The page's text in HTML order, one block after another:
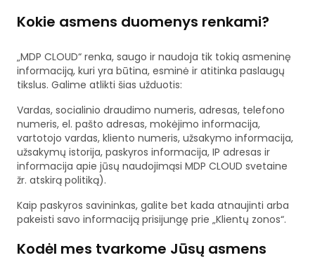
Kokie asmens duomenys renkami?
„MDP CLOUD“ renka, saugo ir naudoja tik tokią asmeninę
informaciją, kuri yra būtina, esminė ir atitinka paslaugų
tikslus. Galime atlikti šias užduotis:
Vardas, socialinio draudimo numeris, adresas, telefono
numeris, el. pašto adresas, mokėjimo informacija,
vartotojo vardas, kliento numeris, užsakymo informacija,
užsakymų istorija, paskyros informacija, IP adresas ir
informacija apie jūsų naudojimąsi MDP CLOUD svetaine
žr. atskirą politiką).
Kaip paskyros savininkas, galite bet kada atnaujinti arba
pakeisti savo informaciją prisijungę prie „Klientų zonos“.
Kodėl mes tvarkome Jūsų asmens